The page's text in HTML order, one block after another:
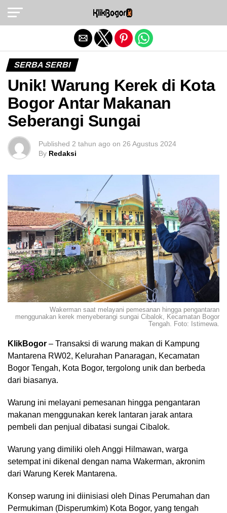
SERBA SERBI
Unik! Warung Kerek di Kota
Bogor Antar Makanan
Seberangi Sungai
Published 2 tahun ago on 26 Agustus 2024
By Redaksi
Wakerman saat melayani pemesanan hingga pengantaran
menggunakan kerek menyeberangi sungai Cibalok, Kecamatan Bogor
Tengah. Foto: Istimewa.
KlikBogor – Transaksi di warung makan di Kampung
Mantarena RW02, Kelurahan Panaragan, Kecamatan
Bogor Tengah, Kota Bogor, tergolong unik dan berbeda
dari biasanya.
Warung ini melayani pemesanan hingga pengantaran
makanan menggunakan kerek lantaran jarak antara
pembeli dan penjual dibatasi sungai Cibalok.
Warung yang dimiliki oleh Anggi Hilmawan, warga
setempat ini dikenal dengan nama Wakerman, akronim
dari Warung Kerek Mantarena.
Konsep warung ini diinisiasi oleh Dinas Perumahan dan
Permukiman (Disperumkim) Kota Bogor, yang tengah
Exit mobile version